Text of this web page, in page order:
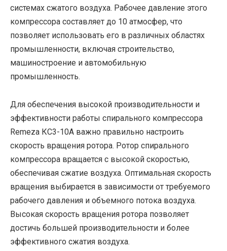
системах сжатого воздуха. Рабочее давление этого
компрессора составляет до 10 атмосфер, что
позволяет использовать его в различных областях
промышленности, включая строительство,
машиностроение и автомобильную
промышленность.
Для обеспечения высокой производительности и
эффективности работы спирального компрессора
Remeza КС3-10А важно правильно настроить
скорость вращения ротора. Ротор спирального
компрессора вращается с высокой скоростью,
обеспечивая сжатие воздуха. Оптимальная скорость
вращения выбирается в зависимости от требуемого
рабочего давления и объемного потока воздуха.
Высокая скорость вращения ротора позволяет
достичь большей производительности и более
эффективного сжатия воздуха.